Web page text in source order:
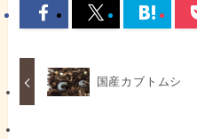
国産カブトムシ